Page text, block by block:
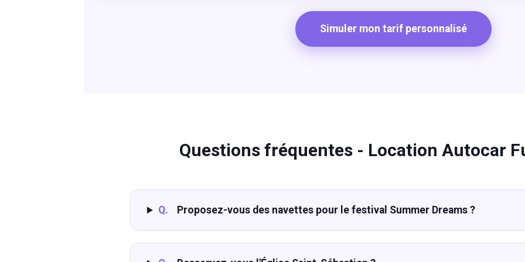
Simuler mon tarif personnalisé
Questions fréquentes - Location Autocar
Q. Proposez-vous des navettes pour le festival Summer Dreams ?